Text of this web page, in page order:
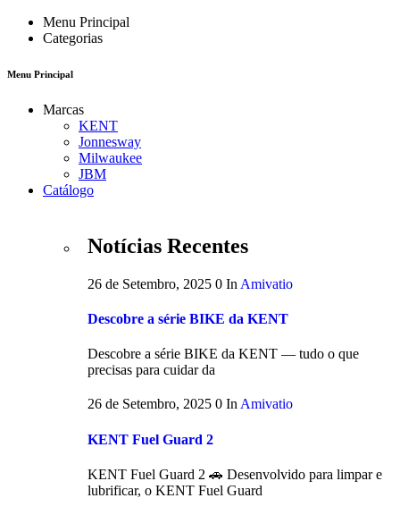
Menu Principal
Categorias
Menu Principal
Marcas
KENT
Jonnesway
Milwaukee
JBM
Catálogo
Notícias Recentes
26 de Setembro, 2025 0 In Amivatio
Descobre a série BIKE da KENT
Descobre a série BIKE da KENT — tudo o que
precisas para cuidar da
26 de Setembro, 2025 0 In Amivatio
KENT Fuel Guard 2
KENT Fuel Guard 2 🚗 Desenvolvido para limpar e
lubrificar, o KENT Fuel Guard